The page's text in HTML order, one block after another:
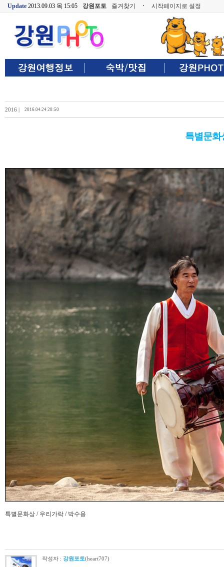
Update 2013.09.03 목 15:05 강원포토 즐겨찾기 ㆍ 시작페이지로 설정
2016 | 2016.04.24 20:50
특별문화
특별문화상 / 우리가락 / 박수용
작성자 : 강원포토(heart707)